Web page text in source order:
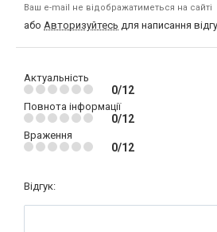
Ваш e-mail не відображатиметься на сайті
або Авторизуйтесь для написання
Актуальність
0/12
Повнота інформації
0/12
Враження
0/12
Відгук: